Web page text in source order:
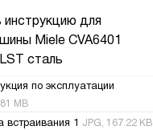
инструкцию для
Miele CVA6401
сталь
по эксплуатации
MB
встраивания 1 JPG, 167.22 KB